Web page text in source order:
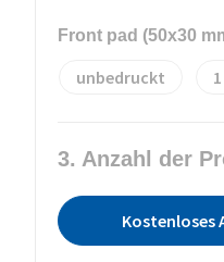
Front pad (50x30
unbedruckt 1
3. Anzahl der
Kostenloses